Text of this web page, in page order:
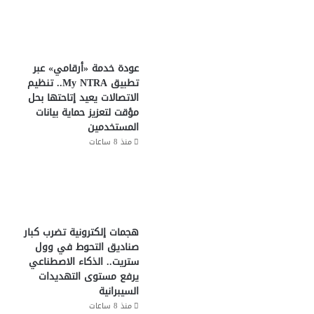
عودة خدمة «أرقامي» عبر
تطبيق My NTRA.. تنظيم
الاتصالات يعيد إتاحتها بحل
مؤقت لتعزيز حماية بيانات
المستخدمين
منذ 8 ساعات
هجمات إلكترونية تضرب كبار
صناديق التحوط في وول
ستريت.. الذكاء الاصطناعي
يرفع مستوى التهديدات
السيبرانية
منذ 8 ساعات